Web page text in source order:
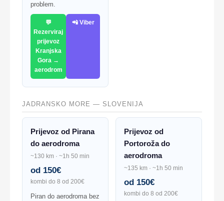
problem.
💬
Rezerviraj
prijevoz
Kranjska
Gora →
aerodrom
📲 Viber
JADRANSKO MORE — SLOVENIJA
Prijevoz od Pirana
do aerodroma
~130 km · ~1h 50 min
od 150€
kombi do 8 od 200€
Piran do aerodroma bez
Prijevoz od
Portoroža do
aerodroma
~135 km · ~1h 50 min
od 150€
kombi do 8 od 200€